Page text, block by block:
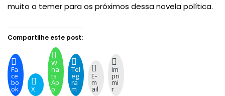
muito a temer para os próximos dessa novela política.
Compartilhe este post:
Fa
ce
bo
ok X
W
ha
ts
Ap
p
Tel
eg
ra
m
E-
m
ail
Im
pri
mi
r